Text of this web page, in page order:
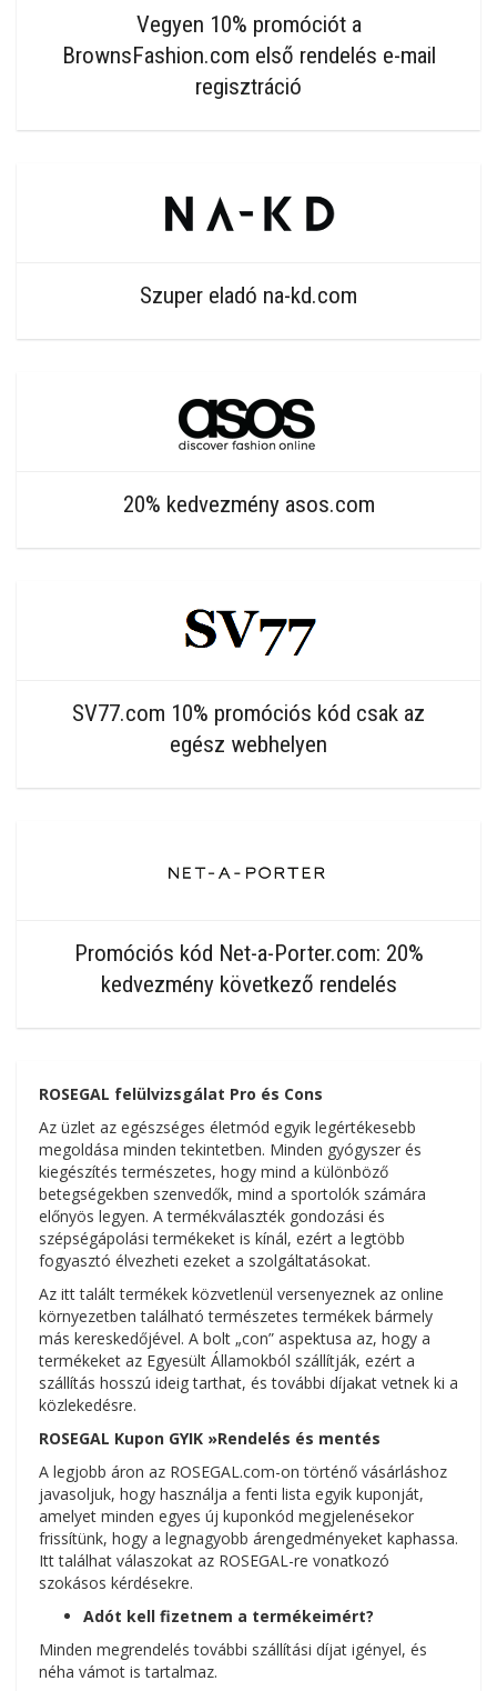
Vegyen 10% promóciót a
BrownsFashion.com első rendelés e-mail
regisztráció
Szuper eladó na-kd.com
20% kedvezmény asos.com
SV77.com 10% promóciós kód csak az
egész webhelyen
Promóciós kód Net-a-Porter.com: 20%
kedvezmény következő rendelés
ROSEGAL felülvizsgálat Pro és Cons
Az üzlet az egészséges életmód egyik legértékesebb
megoldása minden tekintetben. Minden gyógyszer és
kiegészítés természetes, hogy mind a különböző
betegségekben szenvedők, mind a sportolók számára
előnyös legyen. A termékválaszték gondozási és
szépségápolási termékeket is kínál, ezért a legtöbb
fogyasztó élvezheti ezeket a szolgáltatásokat.
Az itt talált termékek közvetlenül versenyeznek az online
környezetben található természetes termékek bármely
más kereskedőjével. A bolt „con” aspektusa az, hogy a
termékeket az Egyesült Államokból szállítják, ezért a
szállítás hosszú ideig tarthat, és további díjakat vetnek ki a
közlekedésre.
ROSEGAL Kupon GYIK »Rendelés és mentés
A legjobb áron az ROSEGAL.com-on történő vásárláshoz
javasoljuk, hogy használja a fenti lista egyik kuponját,
amelyet minden egyes új kuponkód megjelenésekor
frissítünk, hogy a legnagyobb árengedményeket kaphassa.
Itt találhat válaszokat az ROSEGAL-re vonatkozó
szokásos kérdésekre.
Adót kell fizetnem a termékeimért?
Minden megrendelés további szállítási díjat igényel, és
néha vámot is tartalmaz.